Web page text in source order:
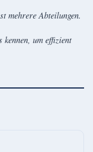
mehrere Abteilungen.
um effizient